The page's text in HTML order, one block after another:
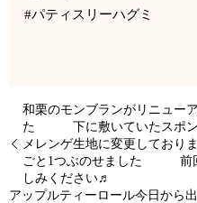
#パティスリーハグミ
和栗のモンブランがリニュー
た 下に敷いていたスポン
メレンゲ生地に変更して
ごと1つぶのせました 前回
しみください♬
アップルティーロール今日